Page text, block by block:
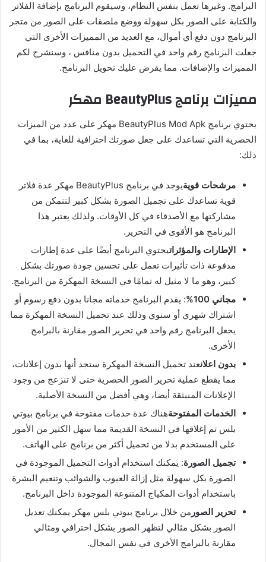
البرامج. وغيرها تعمل بنفس النظام، وسيقوم البرنامج بإضافة الفلاتر
والكتابة على الصور بكل سهولة ووضع ملصقات على الصور من متجر
البرنامج دون دفع أي أموال، مع العديد من المميزات الأخرى التي
جعلت البرنامج رقم واحد في التحميل بدون منافس ، وسنشرح لكم
المميزات والإضافات. مما يفرض عليك تحويل البرنامج.
مميزات برنامج BeautyPlus مهكر
يحتوي برنامج BeautyPlus Mod Apk مهكر على عدد من الميزات
الحصرية التي تساعدك على جعل صورتك احترافية للغاية، بما في
ذلك:
مرشحات قوية
يوجد في برنامج BeautyPlus مهكر عدة فلاتر
قوية تساعدك على تجميل الصورة بشكل كبير لتتمكن من
مشاركتها مع الأصدقاء في كل الأوقات. ولذلك يعتبر هذا
البرنامج هو الأقوى في التحرير.
الإطارات والمؤثراتيحتوي البرنامج أيضًا على عدة إطارات
مدفوعة ذات تأثيرات تعمل على تحسين جودة صورتك بشكل
كبير، وهو ما لا مثيل له تمامًا في النسخة المهكرة من البرنامج.
مجاني 100%
: يقدم البرنامج خدماته مجانا بدون دفع رسوم أو
اشتراك شهري أو سنوي وذلك عند تحميل النسخة المهكرة مما
يجعل البرنامج رقم واحد في تحرير الصور مقارنة بالبرامج
الأخرى.
بدون اعلانعند تحميل النسخة المهكرة ستجد أنها بدون إعلانات،
مما يقطع عملية تحرير الصور الحصرية حتى لا تنزعج من وجود
الإعلانات المنبثقة أيضا، وهي أفضل من النسخة الأصلية.
الخدمات المفتوحةهناك عدة خدمات مفتوحة في برنامج بيوتي
بلس تم إغلاقها في النسخة القديمة مما سهل الكثير من الأمور
على المستخدم بدلا من تحميل أكثر من برنامج على الهاتف.
تجميل الصورة: يمكنك استخدام أدوات التجميل الموجودة في
الصورة بكل سهولة مثل إزالة العيوب والشوائب وتنعيم البشرة
باستخدام أدوات المكياج المتنوعة الموجودة داخل البرنامج.
تحرير الصور من خلال برنامج بيوتي بلس مهكر يمكنك تعديل
الصور بشكل مثالي لتظهر الصور بشكل احترافي ومثالي
مقارنة بالبرامج الأخرى في نفس المجال.